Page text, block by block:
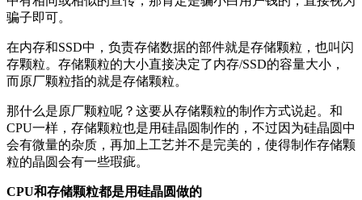
骗子即可。
在内存和SSD中，负责存储数据的部件就是存储颗粒，也叫闪
存颗粒。存储颗粒的大小直接决定了内存/SSD的容量大小，
而原厂颗粒指的就是存储颗粒。
那什么是原厂颗粒呢？这要从存储颗粒的制作方式说起。和
CPU一样，存储颗粒也是用硅晶圆制作的，不过因为硅晶圆中
会有微量的杂质，再加上工艺并不是完美的，使得制作存储颗
粒的晶圆会有一些瑕疵。
CPU和存储颗粒都是用硅晶圆做的